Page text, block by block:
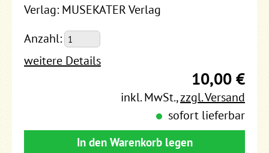
Verlag: MUSEKATER Verlag
Anzahl:
weitere Details
10,00 €
inkl. MwSt.,zzgl. Versand
sofort lieferbar
In den Warenkorb legen